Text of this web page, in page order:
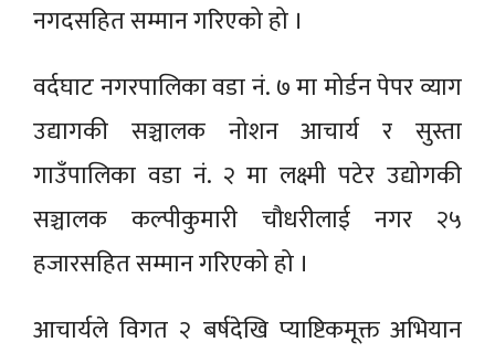
नगदसहित सम्मान गरिएको हो ।
वर्दघाट नगरपालिका वडा नं. ७ मा मोर्डन पेपर व्याग
उद्यागकी सञ्चालक नोशन आचार्य र सुस्ता
गाउँपालिका वडा नं. २ मा लक्ष्मी पटेर उद्योगकी
सञ्चालक कल्पीकुमारी चौधरीलाई नगर २५
हजारसहित सम्मान गरिएको हो ।
आचार्यले विगत २ बर्षदेखि प्याष्टिकमूक्त अभियान